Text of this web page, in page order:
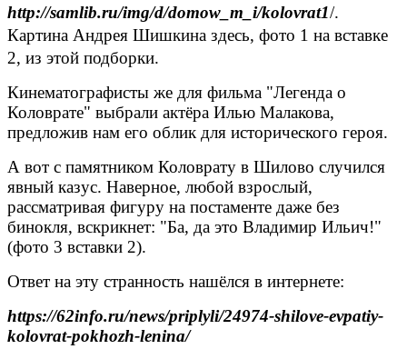
http://samlib.ru/img/d/domow_m_i/kolovrat1/.
Картина Андрея Шишкина здесь, фото 1 на вставке
2, из этой подборки.
Кинематографисты же для фильма "Легенда о
Коловрате" выбрали актёра Илью Малакова,
предложив нам его облик для исторического героя.
А вот с памятником Коловрату в Шилово случился
явный казус. Наверное, любой взрослый,
рассматривая фигуру на постаменте даже без
бинокля, вскрикнет: "Ба, да это Владимир Ильич!"
(фото 3 вставки 2).
Ответ на эту странность нашёлся в интернете:
https://62info.ru/news/priplyli/24974-shilove-evpatiy-
kolovrat-pokhozh-lenina/